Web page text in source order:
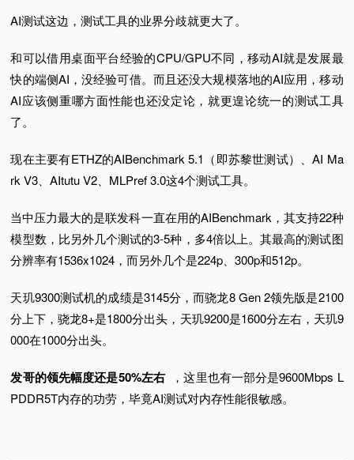
AI测试这边，测试工具的业界分歧就更大了。
和可以借用桌面平台经验的CPU/GPU不同，移动AI就是发展最
快的端侧AI，没经验可借。 而且还没大规模落地的AI应用，移动
AI应该侧重哪方面性能也还没定论，就更遑论统一的测试工具
了。
现在主要有ETHZ的AIBenchmark 5.1（即苏黎世测试）、AI Ma
rk V3、AItutu V2、MLPref 3.0这4个测试工具。
当中压力最大的是联发科一直在用的AIBenchmark，其支持22种
模型数，比另外几个测试的3-5种，多4倍以上。其最高的测试图
分辨率有1536x1024，而另外几个是224p、300p和512p。
天玑9300测试机的成绩是3145分，而骁龙8 Gen 2领先版是2100
分上下，骁龙8+是1800分出头，天玑9200是1600分左右，天玑9
000在1000分出头。
发哥的领先幅度还是50%左右
，这里也有一部分是9600Mbps L
PDDR5T内存的功劳，毕竟AI测试对内存性能很敏感。